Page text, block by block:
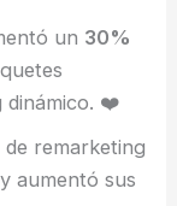
un 30%
dinámico. ❤️
de remarketing
aumentó sus